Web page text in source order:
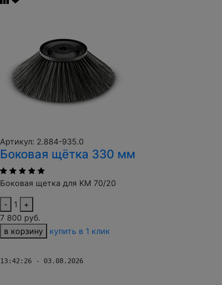
Артикул: 2.884-935.0
Боковая щётка 330 мм
Боковая щетка для KM 70/20
- 1
+
7 800 руб.
в корзину
купить в 1 клик
13:42:26 - 03.08.2026